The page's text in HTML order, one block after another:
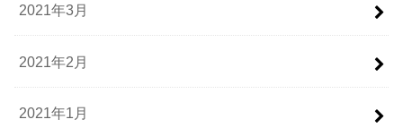
2021年3月
2021年2月
2021年1月